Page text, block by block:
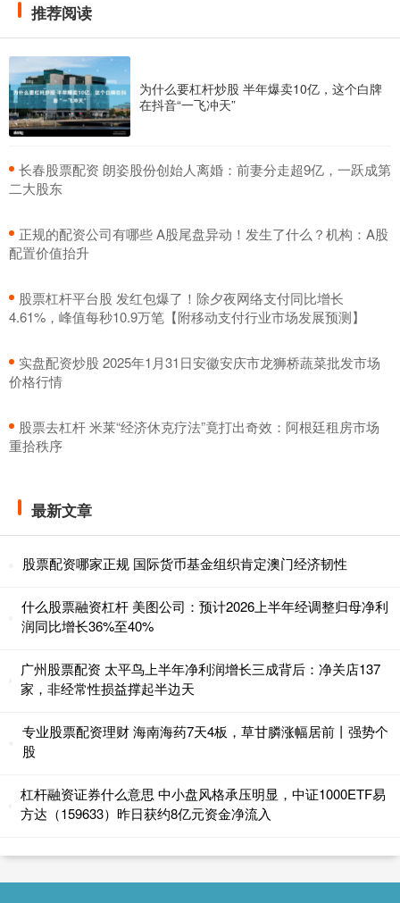
推荐阅读
为什么要杠杆炒股 半年爆卖10亿，这个白牌
在抖音“一飞冲天”
​长春股票配资 朗姿股份创始人离婚：前妻分走超9亿，一跃成第
二大股东
​正规的配资公司有哪些 A股尾盘异动！发生了什么？机构：A股
配置价值抬升
​股票杠杆平台股 发红包爆了！除夕夜网络支付同比增长
4.61%，峰值每秒10.9万笔【附移动支付行业市场发展预测】
​实盘配资炒股 2025年1月31日安徽安庆市龙狮桥蔬菜批发市场
价格行情
​股票去杠杆 米莱“经济休克疗法”竟打出奇效：阿根廷租房市场
重拾秩序
最新文章
股票配资哪家正规 国际货币基金组织肯定澳门经济韧性
什么股票融资杠杆 美图公司：预计2026上半年经调整归母净利
润同比增长36%至40%
广州股票配资 太平鸟上半年净利润增长三成背后：净关店137
家，非经常性损益撑起半边天
专业股票配资理财 海南海药7天4板，草甘膦涨幅居前丨强势个
股
杠杆融资证券什么意思 中小盘风格承压明显，中证1000ETF易
方达（159633）昨日获约8亿元资金净流入